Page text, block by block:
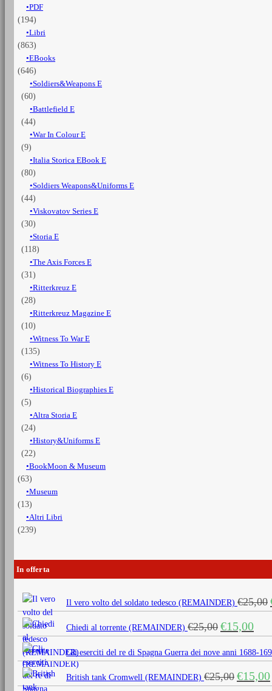
secolo
quantità
PDF
(194)
Libri
(863)
EBooks
(646)
Soldiers&Weapons E
(60)
Battlefield E
(44)
War In Colour E
(9)
Italia Storica EBook E
(80)
Soldiers Weapons&Uniforms E
(44)
Viskovatov Series E
(30)
Storia E
(118)
The Axis Forces E
(31)
Ritterkreuz E
(28)
Ritterkreuz Magazine E
(10)
Witness To War E
(135)
Witness To History E
(6)
Historical Biographies E
(5)
Altra Storia E
(24)
History&Uniforms E
(22)
BookMoon & Museum
(63)
Museum
(13)
Altri Libri
(239)
In offerta
Il vero volto del soldato tedesco (REMAINDER) €25,00
Chiedi al torrente (REMAINDER) €25,00 Il
prezzo
originale
era:
€25,00.
€15,00
è:
Gli eserciti del re di Spagna Guerra dei nove anni 1688-
British tank Cromwell (REMAINDER) €25,00 Il
prezzo
€15,00